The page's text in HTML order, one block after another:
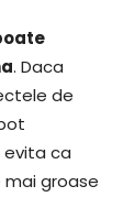
. Daca
de
evita ca
groase